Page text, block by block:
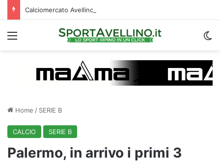
Menu
Home / SERIE B
CALCIO SERIE B
Palermo, in arrivo i primi 3